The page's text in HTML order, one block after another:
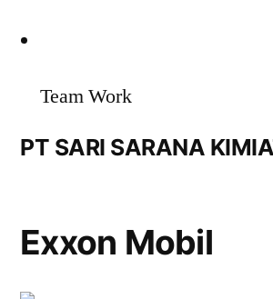
Team Work
PT SARI SARANA
Exxon Mobil